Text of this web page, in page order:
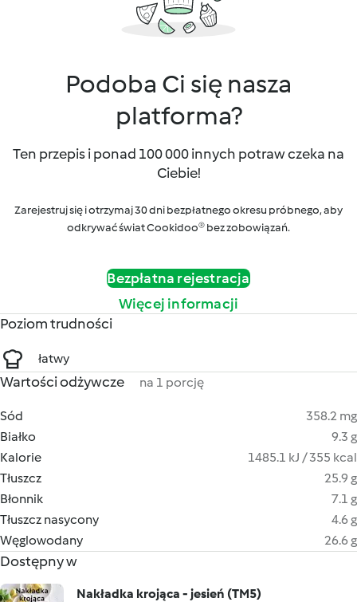
Podoba Ci się nasza
platforma?
Ten przepis i ponad 100 000 innych potraw czeka na
Ciebie!
Zarejestruj się i otrzymaj 30 dni bezpłatnego okresu próbnego, aby
odkrywać świat Cookidoo® bez zobowiązań.
Bezpłatna rejestracja
Więcej informacji
Poziom trudności
łatwy
Wartości odżywcze na 1 porcję
Sód
358.2 mg
Białko
9.3 g
Kalorie
1485.1 kJ / 355 kcal
Tłuszcz
25.9 g
Błonnik
7.1 g
Tłuszcz nasycony
4.6 g
Węglowodany
26.6 g
Dostępny w
Nakładka krojąca - jesień (TM5)